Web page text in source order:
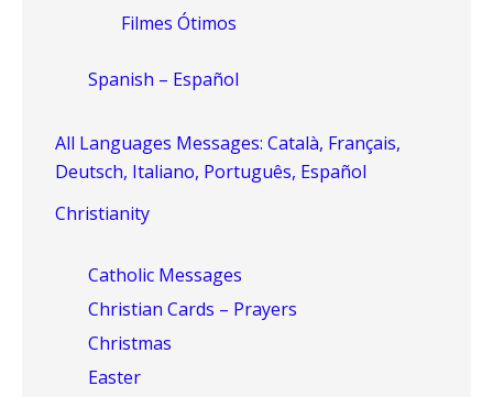
Filmes Ótimos
Spanish – Español
All Languages Messages: Català, Français,
Deutsch, Italiano, Português, Español
Christianity
Catholic Messages
Christian Cards – Prayers
Christmas
Easter